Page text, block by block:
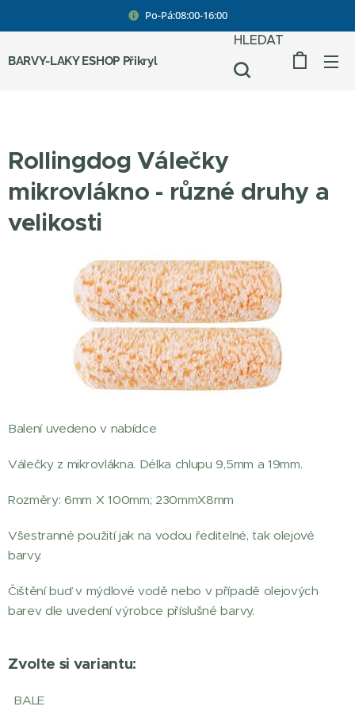
Po-Pá:08:00-16:00
BARVY-LAKY ESHOP Přikryl
HLEDAT
Rollingdog Válečky
mikrovlákno - různé druhy a
velikosti
Balení uvedeno v nabídce
Válečky z mikrovlákna. Délka chlupu 9,5mm a 19mm.
Rozměry: 6mm X 100mm; 230mmX8mm
Všestranné použití jak na vodou ředitelné, tak olejové
barvy.
Čištění buď v mýdlové vodě nebo v případě olejových
barev dle uvedení výrobce příslušné barvy.
Zvolte si variantu:
BALE